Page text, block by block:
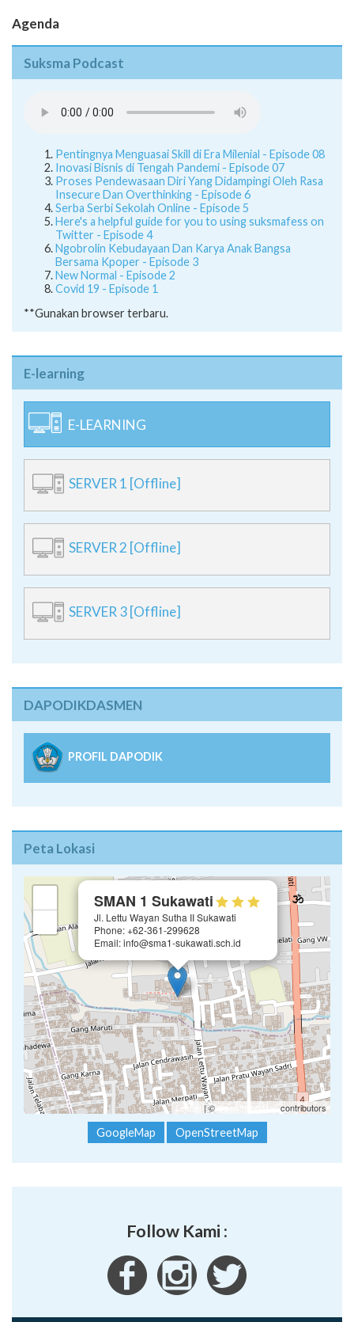
Agenda
Suksma Podcast
Pentingnya Menguasai Skill di Era Milenial - Episode 08
Inovasi Bisnis di Tengah Pandemi - Episode 07
Proses Pendewasaan Diri Yang Didampingi Oleh Rasa
Insecure Dan Overthinking - Episode 6
Serba Serbi Sekolah Online - Episode 5
Here's a helpful guide for you to using suksmafess on
Twitter - Episode 4
Ngobrolin Kebudayaan Dan Karya Anak Bangsa
Bersama Kpoper - Episode 3
New Normal - Episode 2
Covid 19 - Episode 1
**Gunakan browser terbaru.
E-learning
E-LEARNING
SERVER 1 [Offline]
SERVER 2 [Offline]
SERVER 3 [Offline]
DAPODIKDASMEN
PROFIL DAPODIK
Peta Lokasi
SMAN 1 Sukawati
Jl. Lettu Wayan Sutha II Sukawati
Phone: +62-361-299628
Email: info@sma1-sukawati.sch.id
Leaflet | ©OpenStreetMap contributors
GoogleMap OpenStreetMap
Follow Kami :